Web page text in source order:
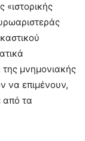
μνημονιακής
να επιμένουν,
από τα